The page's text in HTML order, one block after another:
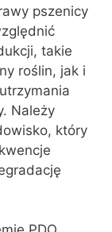
pszenicy
takie
roślin, jak i
Należy
który